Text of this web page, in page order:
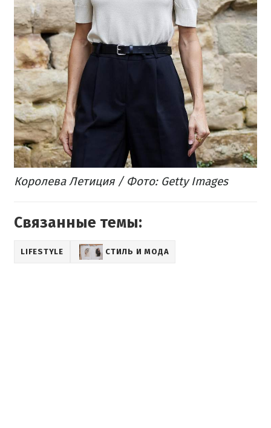
Королева Летиция / Фото: Getty Images
Связанные темы:
LIFESTYLE СТИЛЬ И МОДА